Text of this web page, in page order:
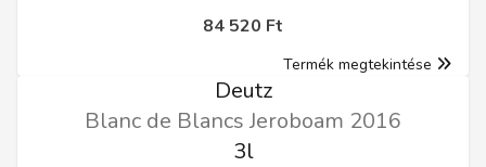
84 520 Ft
Termék megtekintése
Deutz
Blanc de Blancs Jeroboam 2016
3l